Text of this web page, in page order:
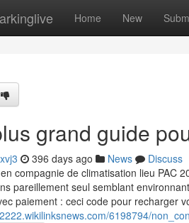
Home New
grand guide
396 days ago News
Discuss
compagnie de climatisation lieu PAC
pareillement seul semblant
paiement : ceci code pour recharger
6198794/